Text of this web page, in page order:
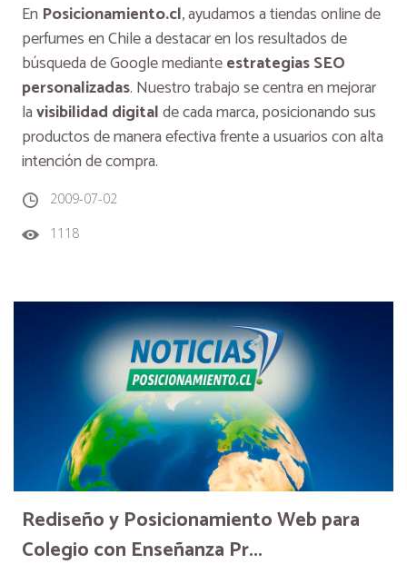
En Posicionamiento.cl, ayudamos a tiendas online de
perfumes en Chile a destacar en los resultados de
búsqueda de Google medianteestrategias SEO
personalizadas. Nuestro trabajo se centra en mejorar
lavisibilidad digitalde cada marca, posicionando sus
productos de manera efectiva frente a usuarios con alta
intención de compra.
2009-07-02
1118
Rediseño y Posicionamiento Web para
Colegio con Enseñanza Pr...